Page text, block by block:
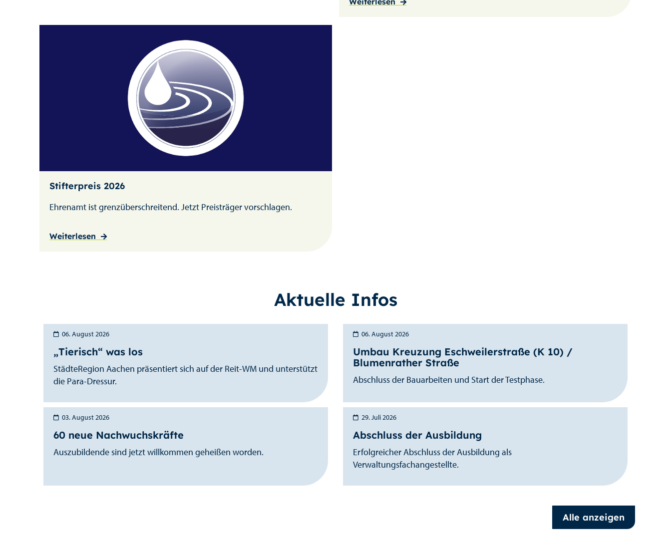
Stifterpreis 2026
Ehrenamt ist grenzüberschreitend. Jetzt Preisträger vorschlagen.
Weiterlesen
Aktuelle Infos
06. August 2026
„Tierisch“ was los
StädteRegion Aachen präsentiert sich auf der Reit-WM und unterstützt
die Para-Dressur.
06. August 2026
Umbau Kreuzung Eschweilerstraße (K 10) /
Blumenrather Straße
Abschluss der Bauarbeiten und Start der Testphase.
03. August 2026
60 neue Nachwuchskräfte
Auszubildende sind jetzt willkommen geheißen worden.
29. Juli 2026
Abschluss der Ausbildung
Erfolgreicher Abschluss der Ausbildung als
Verwaltungsfachangestellte.
Alle anzeigen